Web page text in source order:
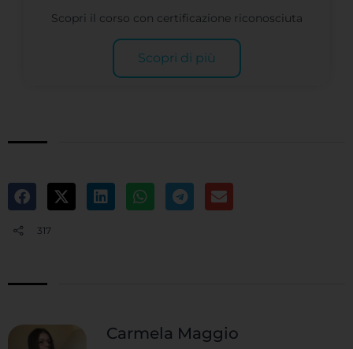
Scopri il corso con certificazione riconosciuta
Scopri di più
317
Carmela Maggio